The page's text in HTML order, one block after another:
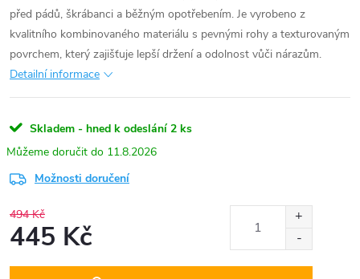
před pádů, škrábanci a běžným opotřebením. Je vyrobeno z
kvalitního kombinovaného materiálu s pevnými rohy a texturovaným
povrchem, který zajišťuje lepší držení a odolnost vůči nárazům.
Detailní informace
Skladem - hned k odeslání 2 ks
11.8.2026
Možnosti doručení
494 Kč
445 Kč